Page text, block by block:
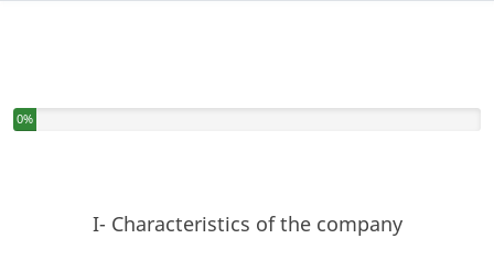
You have completed 0% of this survey
0%
I- Characteristics of the company